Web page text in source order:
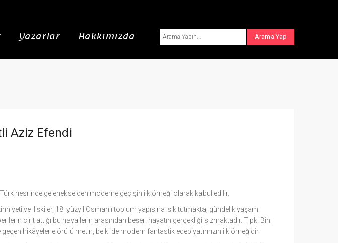
Yazarlar Hakkımızda
Aziz Efendi
Türk nesrinde gelenekselden moderne geçişin ilk örneği olarak kabul edilir.
ve ilişkiler, 18. yüzyıl Osmanlı toplum yapısına ışık tutmakta, gündelik yaşamı
cirit attığı bu hayallerin arasından beşeri hayatın gerçekliği sızmaktadır. Tıpkı Bin
hikâyelerle örülü metin, belki de modern fantastik edebiyatımızın ilk örneğidir.